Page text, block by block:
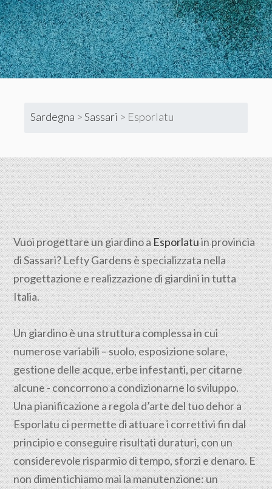
Sardegna >Sassari > Esporlatu
Vuoi progettare un giardino aEsporlatuin provincia
diSassari? Lefty Gardens è specializzata nella
progettazione e realizzazione di giardini in tutta
Italia.
Un giardino è una struttura complessa in cui
numerose variabili – suolo, esposizione solare,
gestione delle acque, erbe infestanti, per citarne
alcune - concorrono a condizionarne lo sviluppo.
Una pianificazione a regola d’arte del tuo dehor a
Esporlatu ci permette di attuare i correttivi fin dal
principio e conseguire risultati duraturi, con un
considerevole risparmio di tempo, sforzi e denaro. E
non dimentichiamo mai la manutenzione: un